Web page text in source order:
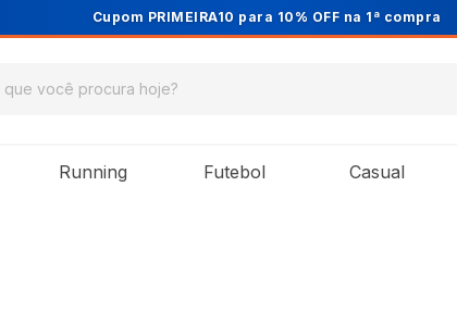
Cupom PRIMEIRA10 para 10% OFF na 1ª compra
Running Futebol Casual